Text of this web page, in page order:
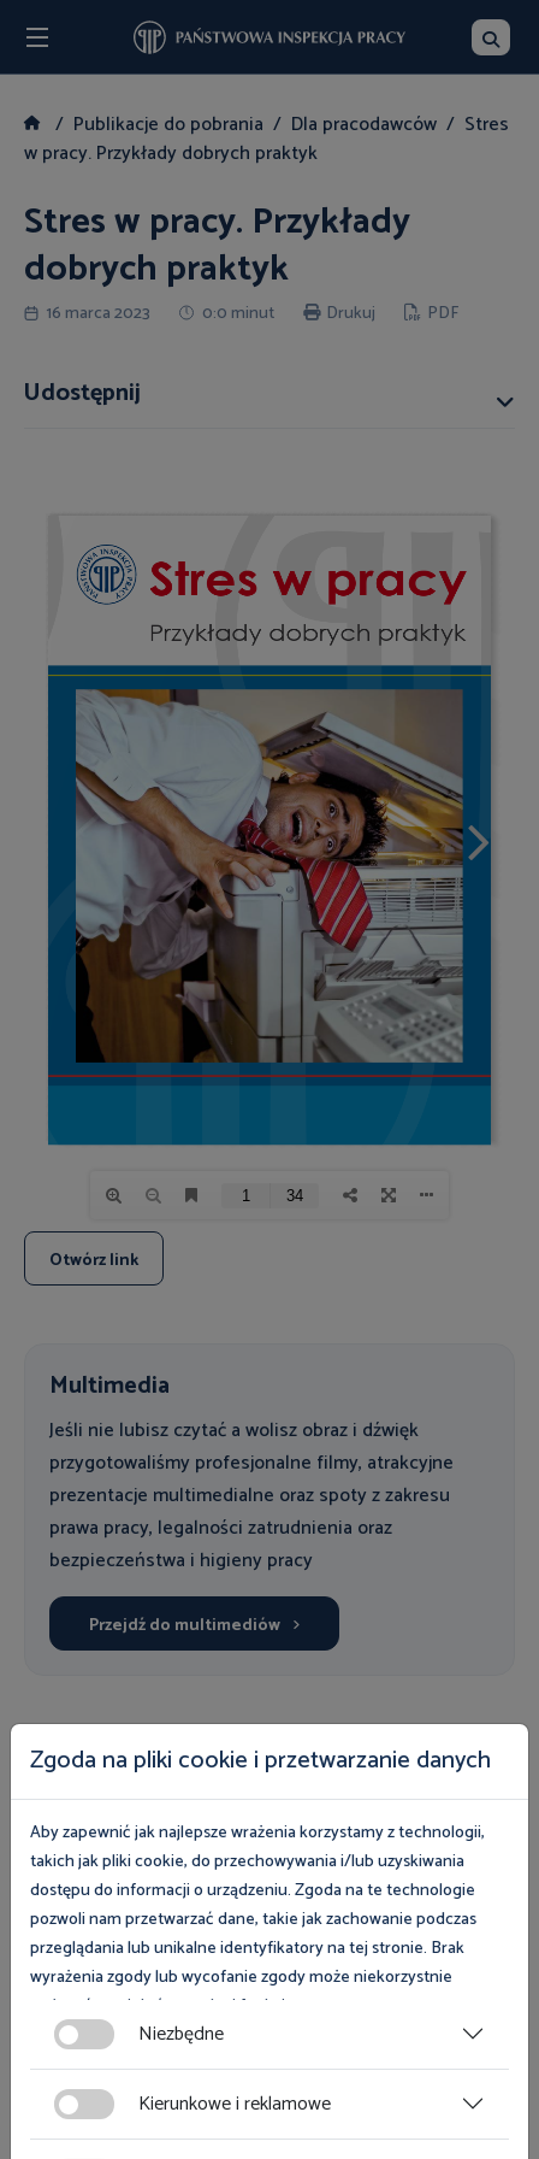
Publikacje do pobrania Dla pracodawców
Stres
w pracy. Przykłady dobrych praktyk
Stres w pracy. Przykłady
dobrych praktyk
16 marca 2023 0:0 minut Drukuj PDF
Otwórz link
Udostępnij
Multimedia
Jeśli nie lubisz czytać a wolisz obraz i dźwięk
przygotowaliśmy profesjonalne filmy, atrakcyjne
prezentacje multimedialne oraz spoty z zakresu
prawa pracy, legalności zatrudnienia oraz
bezpieczeństwa i higieny pracy
Przejdź do multimediów
Nasza oferta
Uczestnicy programów i kampanii mogą wziąć udział
w bezpłatnych szkoleniach, skorzystać z eksperckiej
wiedzy inspektorów pracy oraz fachowych
poradników, list kontrolnych i pozostałych
publikacji. Zapoznaj się z naszą bezpłatną ofertą i
wybierz wsparcie dla siebie.
Przejdź do naszej oferty
Zgoda na pliki cookie i przetwarzanie danych
Aby zapewnić jak najlepsze wrażenia korzystamy z technologii,
takich jak pliki cookie, do przechowywania i/lub uzyskiwania
dostępu do informacji o urządzeniu. Zgoda na te technologie
pozwoli nam przetwarzać dane, takie jak zachowanie podczas
przeglądania lub unikalne identyfikatory na tej stronie. Brak
wyrażenia zgody lub wycofanie zgody może niekorzystnie
wpłynąć na niektóre cechy i funkcje.
Zgoda na pliki cookies jest dobrowolna i można ją wycofać lub
zmodyfikować w dowolnym momencie klikając w przycisk
ciasteczka w lewym dolnym rogu strony. Więcej informacji
znajdziesz w
Niezbędne
Kierunkowe i reklamowe
Szukaj